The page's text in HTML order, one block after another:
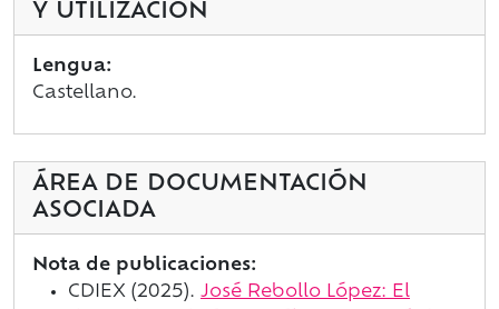
Y UTILIZACIÓN
Lengua:
Castellano.
ÁREA DE DOCUMENTACIÓN
ASOCIADA
Nota de publicaciones:
CDIEX (2025). José Rebollo López: El